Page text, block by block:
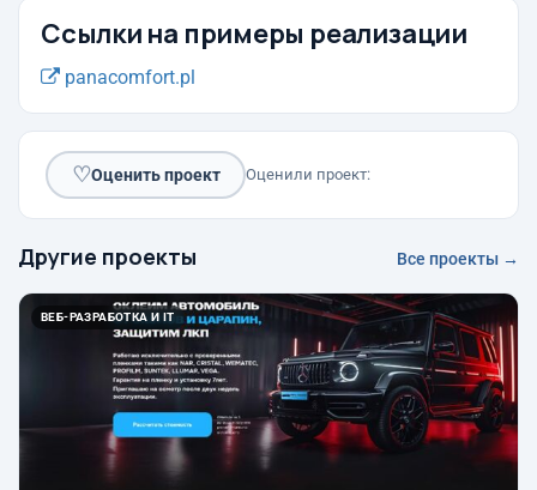
Ссылки на примеры реализации
panacomfort.pl
♡Оценить проект Оценили проект:
Другие проекты Все проекты →
ВЕБ-РАЗРАБОТКА И IT